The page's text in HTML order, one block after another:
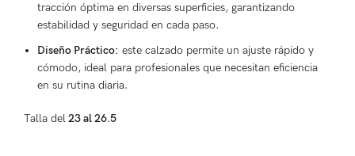
tracción óptima en diversas superficies, garantizando
estabilidad y seguridad en cada paso.
Diseño Práctico: este calzado permite un ajuste rápido y
cómodo, ideal para profesionales que necesitan eficiencia
en su rutina diaria.
Talla del23 al 26.5